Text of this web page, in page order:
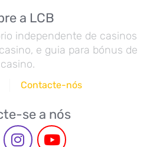
a LCB
independente de casinos
e guia para bónus de
casino.
Contacte-nós
se a nós